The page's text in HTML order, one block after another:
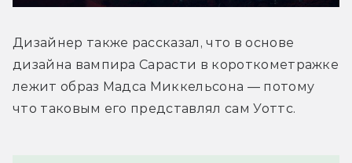
Дизайнер также рассказал, что в основе
дизайна вампира Сарасти в короткометражке
лежит образ Мадса Миккельсона — потому
что таковым его представлял сам Уоттс.